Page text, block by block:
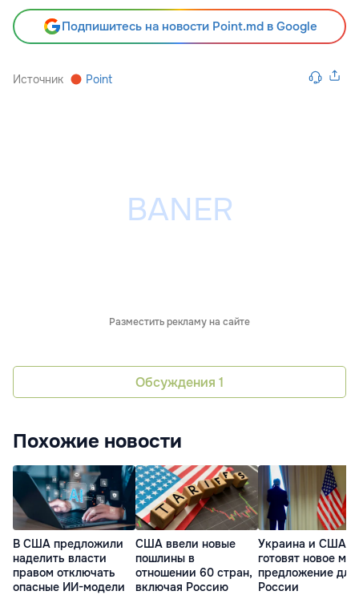
Подпишитесь на новости Point.md в Google
Источник Point
Разместить рекламу на сайте
Обсуждения 1
Похожие новости
В США предложили
наделить власти
правом отключать
опасные ИИ-модели
США ввели новые
пошлины в
отношении 60 стран,
включая Россию
Украина и США
готовят новое
предложение для
России